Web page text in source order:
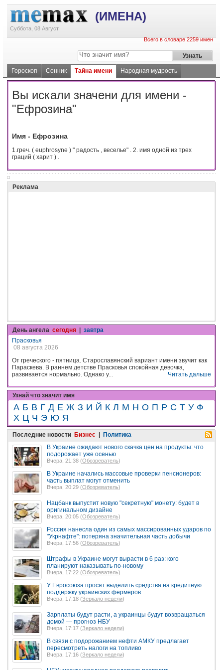
(ИМЕНА)
Суббота, 08 Август
Всего в словаре 2259 имен
Гороскоп Сонник Тайна имени Народная мудрость
Вы искали значени для имени -
"Ефрозина"
Имя - Ефрозина
1.греч. ( euphrosyne ) " радость , веселье" . 2. имя одной из трех
граций ( харит ) .
Реклама
День ангела сегодня | завтра
Прасковья
08 августа 2026
От греческого - пятница. Старославянский вариант имени звучит как
Параскева. В раннем детстве Прасковья спокойная девочка,
развивается нормально. Однако у...
Читать дальше
Узнай что значит имя
А Б В Г Д Е Ж З И Й К Л М Н О П Р С Т У Ф
Х Ц Ч Э Ю Я
Последние новости Бизнес | Политика
В Украине ожидают нового скачка цен на продукты: что
подорожает уже осенью
Вчера, 21:38 (Обозреватель)
В Украине начались массовые проверки пенсионеров:
часть выплат могут отменить
Вчера, 20:29 (Обозреватель)
Нацбанк выпустит новую "секретную" монету: будет в
оригинальном дизайне
Вчера, 20:05 (Обозреватель)
Россия нанесла один из самых массированных ударов по
"Укрнафте": потеряна значительная часть добычи
Вчера, 17:56 (Обозреватель)
Штрафы в Украине могут вырасти в 6 раз: кого
планируют наказывать по-новому
Вчера, 17:22 (Обозреватель)
У Евросоюза просят выделить средства на кредитную
поддержку украинских фермеров
Вчера, 17:18 (Зеркало недели)
Зарплаты будут расти, а украинцы будут возвращаться
домой — прогноз НБУ
Вчера, 17:17 (Зеркало недели)
В связи с подорожанием нефти АМКУ предлагает
пересмотреть налоги на топливо
Вчера, 17:16 (Зеркало недели)